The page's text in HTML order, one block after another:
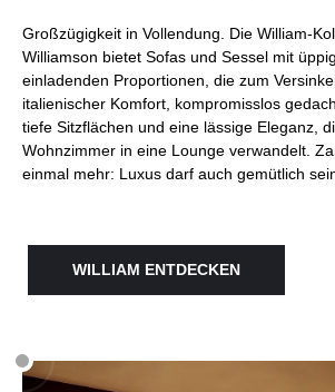
Großzügigkeit in Vollendung. Die William-
Williamson bietet Sofas und Sessel mit
einladenden Proportionen, die zum
italienischer Komfort, kompromisslos
tiefe Sitzflächen und eine lässige Eleganz,
Wohnzimmer in eine Lounge verwandelt.
einmal mehr: Luxus darf auch gemütlich
WILLIAM ENTDECKEN